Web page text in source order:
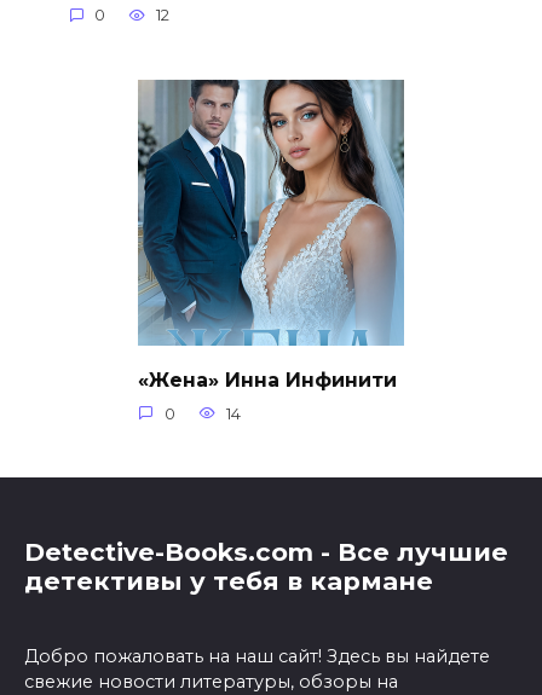
0 12
«Жена» Инна Инфинити
0 14
Detective-Books.com - Все лучшие
детективы у тебя в кармане
Добро пожаловать на наш сайт! Здесь вы найдете
свежие новости литературы, обзоры на